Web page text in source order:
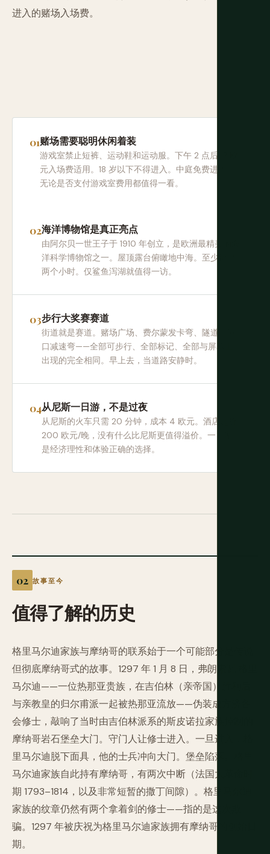
进入的赌场入场费。
赌场需要聪明休闲着装
游戏室禁止短裤、运动鞋和运动服。下午 2 点后 17 欧
元入场费适用。18 岁以下不得进入。中庭免费进入，
无论是否支付游戏室费用都值得一看。
海洋博物馆是真正亮点
由阿尔贝一世王子于 1910 年创立，是欧洲最精美的海
洋科学博物馆之一。屋顶露台俯瞰地中海。至少留出
两个小时。仅鲨鱼泻湖就值得一访。
步行大奖赛赛道
街道就是赛道。赌场广场、费尔蒙发卡弯、隧道、港
口减速弯——全部可步行、全部标记、全部与屏幕上
出现的完全相同。早上去，当道路安静时。
从尼斯一日游，不是过夜
从尼斯的火车只需 20 分钟，成本 4 欧元。酒店起价
200 欧元/晚，没有什么比尼斯更值得溢价。一日游
是经济理性和体验正确的选择。
故事至今
值得了解的历史
格里马尔迪家族与摩纳哥的联系始于一个可能部分是传说
但彻底摩纳哥式的故事。1297 年 1 月 8 日，弗朗索瓦·格里
马尔迪——一位热那亚贵族，在吉伯林（亲帝国）胜利后
与亲教皇的归尔甫派一起被热那亚流放——伪装成方济各
会修士，敲响了当时由吉伯林派系的斯皮诺拉家族控制的
摩纳哥岩石堡垒大门。守门人让修士进入。一旦进入，格
里马尔迪脱下面具，他的士兵冲向大门。堡垒陷落。格里
马尔迪家族自此持有摩纳哥，有两次中断（法国大革命时
期 1793–1814，以及非常短暂的撒丁间隙）。格里马尔迪
家族的纹章仍然有两个拿着剑的修士——指的是这次欺
骗。1297 年被庆祝为格里马尔迪家族拥有摩纳哥的创始日
期。